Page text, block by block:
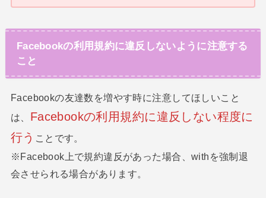
Facebookの利用規約に違反しないように注意する
こと
Facebookの友達数を増やす時に注意してほしいこと
は、 Facebookの利用規約に違反しない程度に
行う ことです。
※Facebook上で規約違反があった場合、withを強制退
会させられる場合があります。